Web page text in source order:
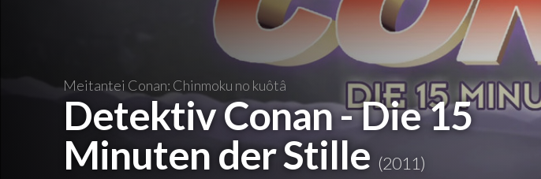
Meitantei Conan: Chinmoku no kuôtâ
Detektiv Conan - Die 15
Minuten der Stille (2011)